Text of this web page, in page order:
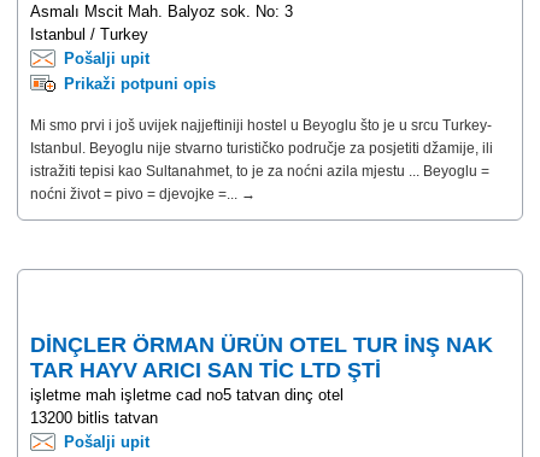
Asmalı Mscit Mah. Balyoz sok. No: 3
Istanbul / Turkey
Pošalji upit
Prikaži potpuni opis
Mi smo prvi i još uvijek najjeftiniji hostel u Beyoglu što je u srcu Turkey-
Istanbul. Beyoglu nije stvarno turističko područje za posjetiti džamije, ili
istražiti tepisi kao Sultanahmet, to je za noćni azila mjestu ... Beyoglu =
noćni život = pivo = djevojke =... →
DİNÇLER ÖRMAN ÜRÜN OTEL TUR İNŞ NAK
TAR HAYV ARICI SAN TİC LTD ŞTİ
işletme mah işletme cad no5 tatvan dinç otel
13200 bitlis tatvan
Pošalji upit